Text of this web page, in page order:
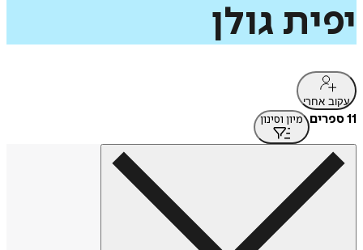
יפית גולן
עקוב אחרי
11 ספרים מיון וסינון